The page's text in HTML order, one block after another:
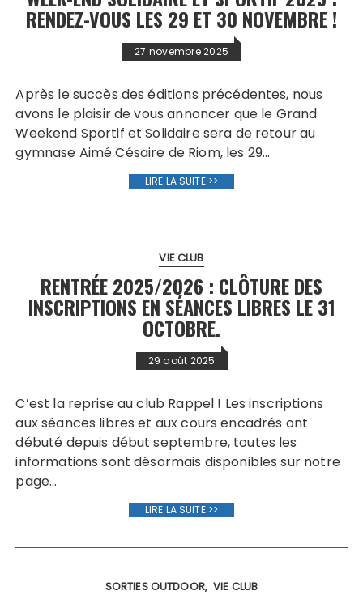
RENDEZ-VOUS LES 29 ET 30 NOVEMBRE !
27 novembre 2025
Après le succès des éditions précédentes, nous
avons le plaisir de vous annoncer que le Grand
Weekend Sportif et Solidaire sera de retour au
gymnase Aimé Césaire de Riom, les 29…
LIRE LA SUITE >>
VIE CLUB
RENTRÉE 2025/2026 : CLÔTURE DES
INSCRIPTIONS EN SÉANCES LIBRES LE 31
OCTOBRE.
29 août 2025
C’est la reprise au club Rappel ! Les inscriptions
aux séances libres et aux cours encadrés ont
débuté depuis début septembre, toutes les
informations sont désormais disponibles sur notre
page…
LIRE LA SUITE >>
SORTIES OUTDOOR VIE CLUB